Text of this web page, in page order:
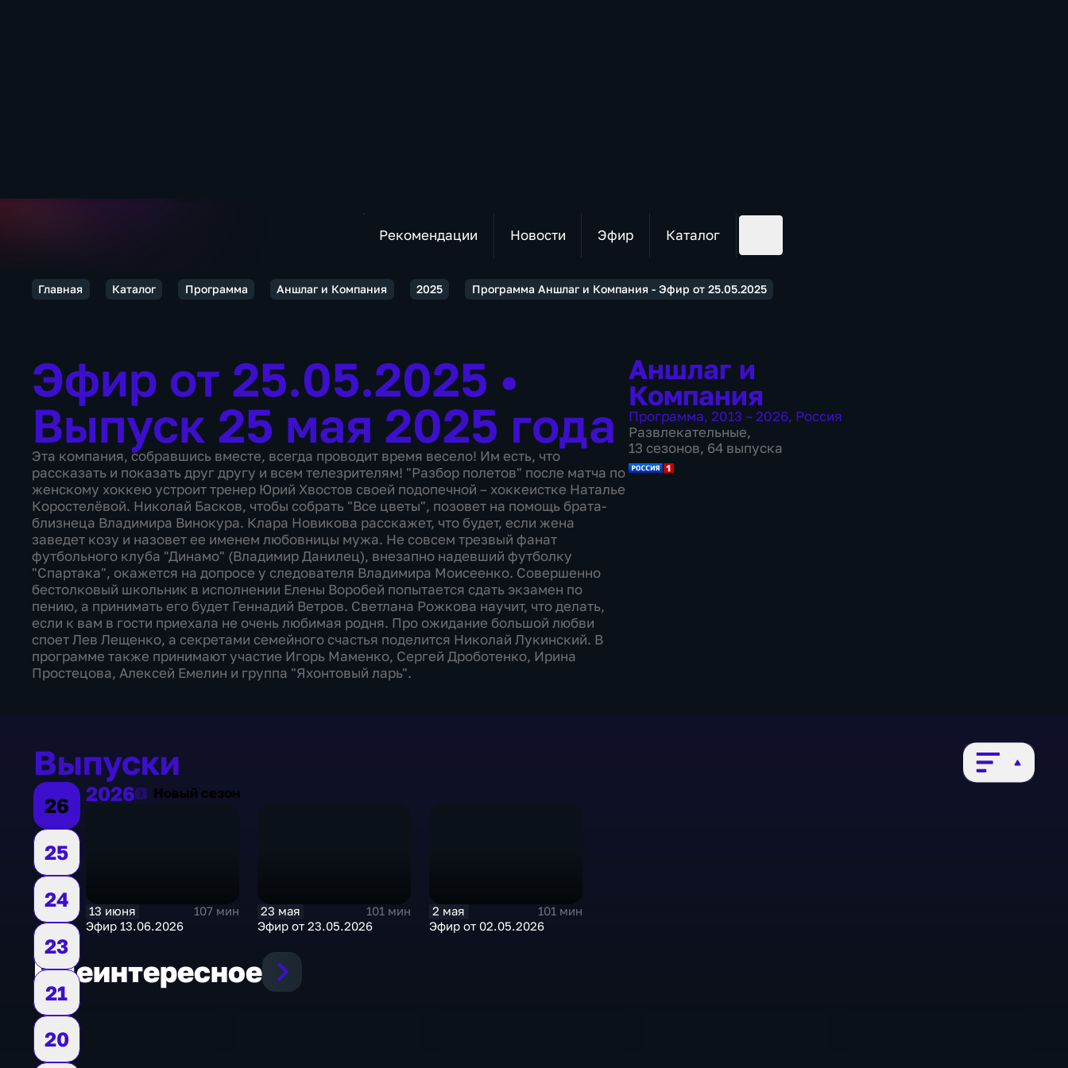
Рекомендации Новости Эфир Каталог
Главная Каталог Программа Аншлаг и Компания 2025 Программа Аншлаг и Компания - Эфир от 25.05.2025
Эфир от 25.05.2025 •
Выпуск 25 мая 2025 года
Эта компания, собравшись вместе, всегда проводит время весело! Им есть, что
рассказать и показать друг другу и всем телезрителям! "Разбор полетов" после матча по
женскому хоккею устроит тренер Юрий Хвостов своей подопечной – хоккеистке Наталье
Коростелëвой. Николай Басков, чтобы собрать "Все цветы", позовет на помощь брата-
близнеца Владимира Винокура. Клара Новикова расскажет, что будет, если жена
заведет козу и назовет ее именем любовницы мужа. Не совсем трезвый фанат
футбольного клуба "Динамо" (Владимир Данилец), внезапно надевший футболку
"Спартака", окажется на допросе у следователя Владимира Моисеенко. Совершенно
бестолковый школьник в исполнении Елены Воробей попытается сдать экзамен по
пению, а принимать его будет Геннадий Ветров. Светлана Рожкова научит, что делать,
если к вам в гости приехала не очень любимая родня. Про ожидание большой любви
споет Лев Лещенко, а секретами семейного счастья поделится Николай Лукинский. В
программе также принимают участие Игорь Маменко, Сергей Дроботенко, Ирина
Простецова, Алексей Емелин и группа "Яхонтовый ларь".
Аншлаг и
Компания
Программа, 2013 – 2026, Россия
Развлекательные,
13 сезонов, 64 выпуска
Выпуски
26
25
24
23
21
20
20262026 Новый сезон
13 июня
107 мин
Эфир 13.06.2026
23 мая
101 мин
Эфир от 23.05.2026
2 мая
101 мин
Эфир от 02.05.2026
Ещеинтересное